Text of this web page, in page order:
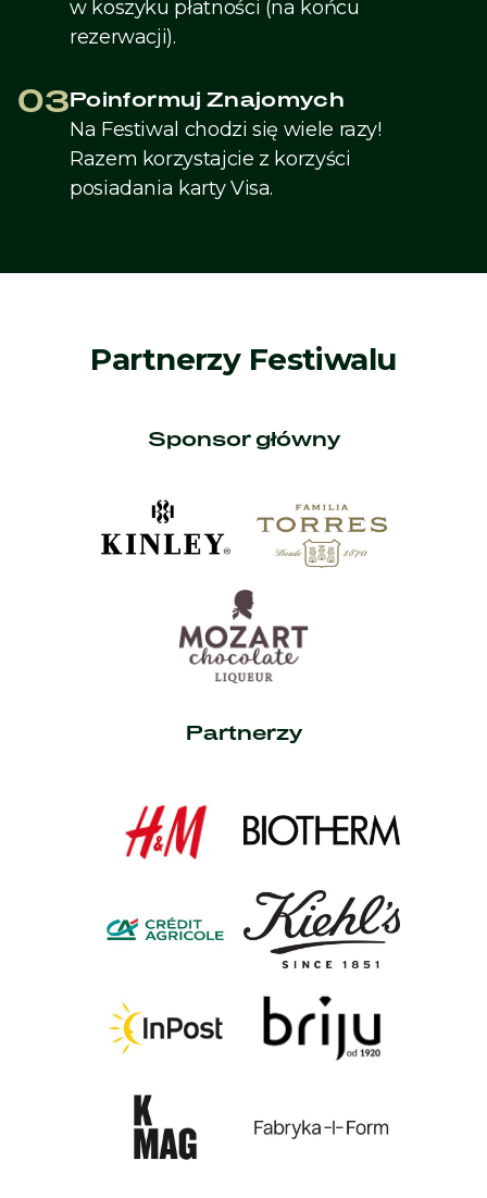
w koszyku płatności (na końcu
rezerwacji).
03 Poinformuj Znajomych
Na Festiwal chodzi się wiele razy!
Razem korzystajcie z korzyści
posiadania karty Visa.
Partnerzy Festiwalu
Sponsor główny
Partnerzy